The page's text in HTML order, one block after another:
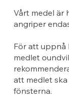
Vårt medel är
angriper
För att uppnå
medlet
att medlet
fönsterna.